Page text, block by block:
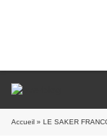
Accueil » LE SAKER